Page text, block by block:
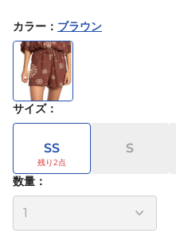
カラー ： ブラウン
サイズ：
SS S
数量：